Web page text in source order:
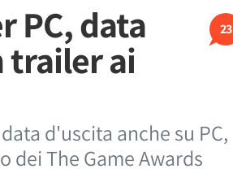
23
PC, data
trailer ai
d'uscita anche su PC,
dei The Game Awards